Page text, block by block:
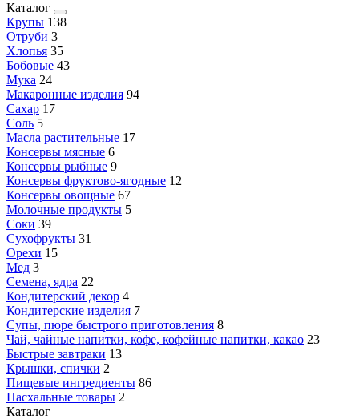
Каталог
Крупы 138
Отруби 3
Хлопья 35
Бобовые 43
Мука 24
Макаронные изделия 94
Сахар 17
Соль 5
Масла растительные 17
Консервы мясные 6
Консервы рыбные 9
Консервы фруктово-ягодные 12
Консервы овощные 67
Молочные продукты 5
Соки 39
Сухофрукты 31
Орехи 15
Мед 3
Семена, ядра 22
Кондитерский декор 4
Кондитерские изделия 7
Супы, пюре быстрого приготовления 8
Чай, чайные напитки, кофе, кофейные напитки, какао 23
Быстрые завтраки 13
Крышки, спички 2
Пищевые ингредиенты 86
Пасхальные товары 2
Каталог